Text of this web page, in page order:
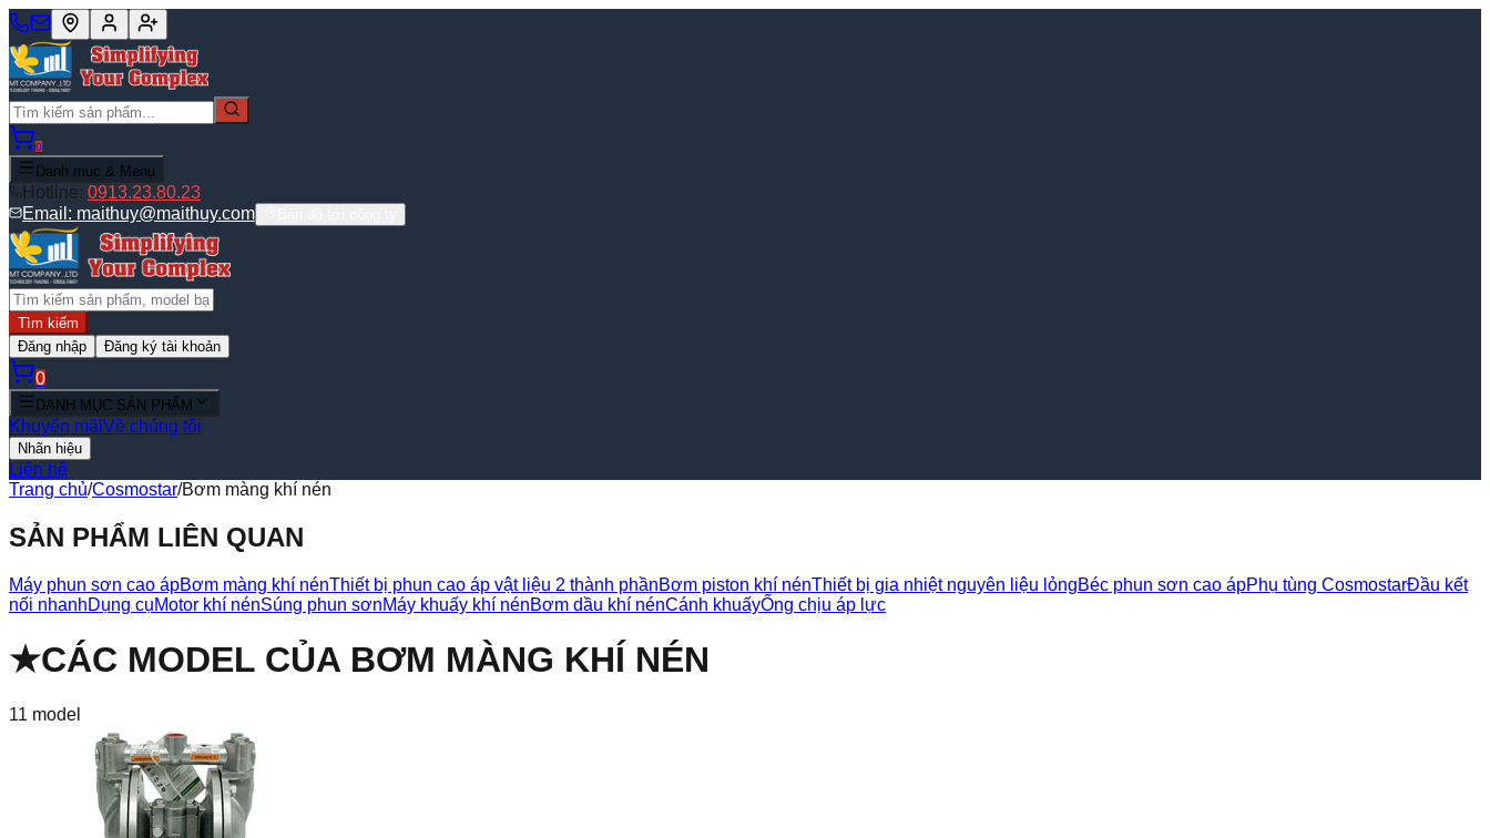
0
Danh mục & Menu
Hotline: 0913.23.80.23
Email: maithuy@maithuy.com
Tìm kiếm
Đăng nhập
Đăng ký tài khoản
0
DANH MỤC SẢN PHẨM
Khuyến mãiVề chúng tôi
Nhãn hiệu
Liên hệ
Trang chủ/Cosmostar/Bơm màng khí nén
SẢN PHẨM LIÊN QUAN
Máy phun sơn cao ápBơm màng khí nénThiết bị phun cao áp vật liệu 2 thành phầnBơm piston khí nénThiết bị gia nhiệt nguyên liệu lỏngBéc phun sơn cao ápPhụ tùng CosmostarĐầu kết
nối nhanhDụng cụMotor khí nénSúng phun sơnMáy khuấy khí nénBơm dầu khí nénCánh khuấyỐng chịu áp lực
★CÁC MODEL CỦA BƠM MÀNG KHÍ NÉN
11 model